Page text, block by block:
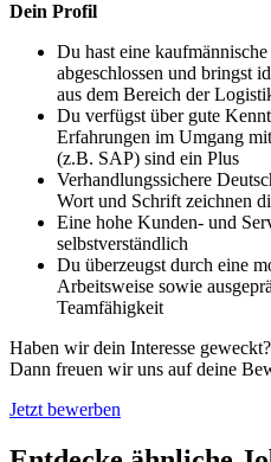
Dein Profil
Du hast eine
abgeschlossen und bringst
aus dem Bereich der
Du verfügst über gute
Erfahrungen im Umgang
(z.B. SAP) sind ein Plus
Verhandlungssichere
Wort und Schrift zeichnen
Eine hohe Kunden- und
selbstverständlich
Du überzeugst durch eine
Arbeitsweise sowie
Teamfähigkeit
Haben wir dein Interesse geweckt?
Dann freuen wir uns auf deine
Jetzt bewerben